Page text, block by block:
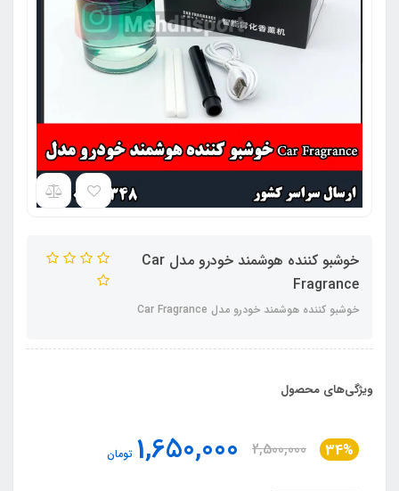
خوشبو کننده هوشمند خودرو مدل Car
Fragrance
خوشبو کننده هوشمند خودرو مدل Car Fragrance
ویژگی‌های محصول
34%
2,500,000
1,650,000 تومان